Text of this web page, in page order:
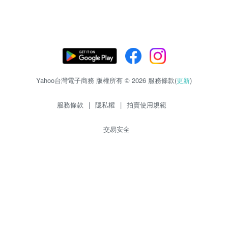
Yahoo台灣電子商務 版權所有 © 2026 服務條款(更新)
服務條款 | 隱私權 | 拍賣使用規範
交易安全